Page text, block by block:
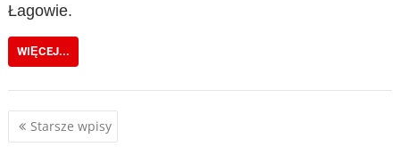
Łagowie.
WIĘCEJ...
Nawigacja
Starsze wpisy